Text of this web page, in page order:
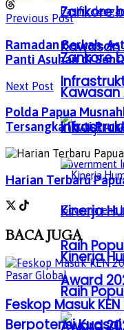
Zankore
Kawasan
Kinerja
Raih
Award
Zankore
Kawasan
Kinerja
Raih
Award
Previous Post
Ramadan Berkah,
Panti Asuhan di
Next Post
Polda Papua
Tersangka Ikuti
Harian Terbaru
BACAJUGA
Feskop Masuk
Berpotensi